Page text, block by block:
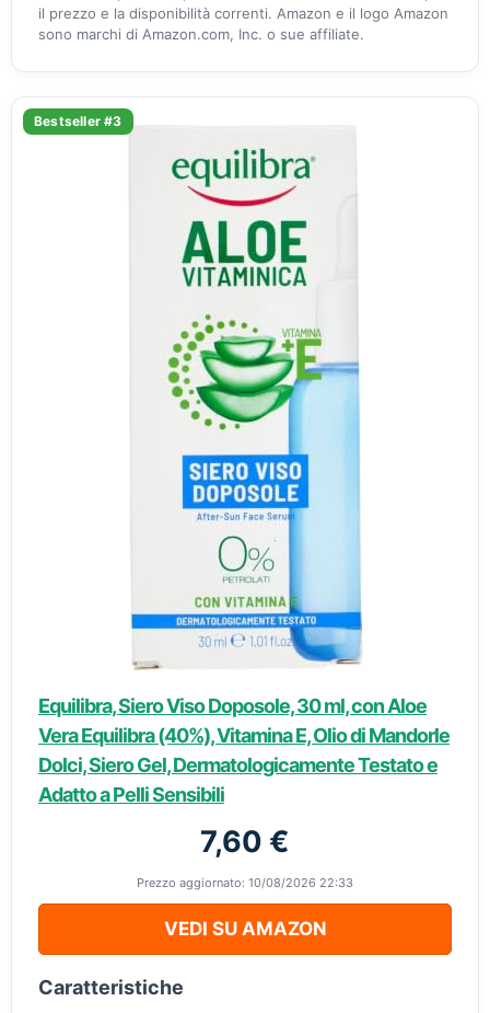
il prezzo e la disponibilità correnti. Amazon e il logo Amazon
sono marchi di Amazon.com, Inc. o sue affiliate.
Bestseller #3
Equilibra, Siero Viso Doposole, 30 ml, con Aloe
Vera Equilibra (40%), Vitamina E, Olio di Mandorle
Dolci, Siero Gel, Dermatologicamente Testato e
Adatto a Pelli Sensibili
7,60 €
Prezzo aggiornato: 10/08/2026 22:33
VEDI SU AMAZON
Caratteristiche